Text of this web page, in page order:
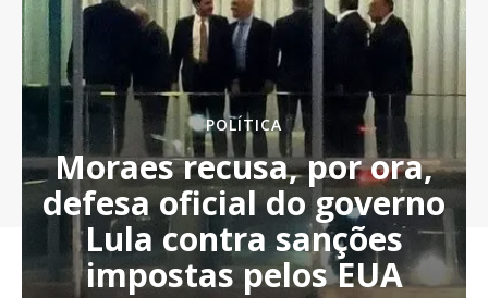
POLÍTICA
Moraes recusa, por ora,
defesa oficial do governo
Lula contra sanções
impostas pelos EUA